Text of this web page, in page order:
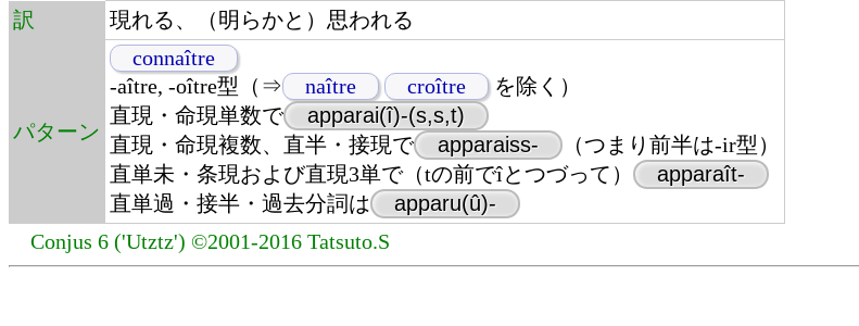
訳
現れる、（明らかと）思われる
パターン
connaître
-aître, -oître型（⇒
naître croître
を除く）
直現・命現単数で
apparai(î)-(s,s,t)
直現・命現複数、直半・接現で
apparaiss-
（つまり前半は-ir型）
直単未・条現および直現3単で（tの前でîとつづって）
apparaît-
直単過・接半・過去分詞は
apparu(û)-
Conjus 6 ('Utztz') ©2001-2016 Tatsuto.S